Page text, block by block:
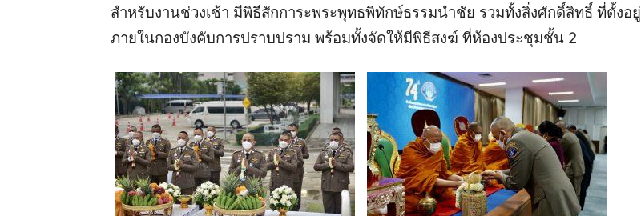
สำหรับงานช่วงเช้า มีพิธีสักการะพระพุทธพิทักษ์ธรรมนำชัย รวมทั้งสิ่งศักดิ์สิทธิ์ ที่ตั้งอยู่
ภายในกองบังคับการปราบปราม พร้อมทั้งจัดให้มีพิธีสงฆ์ ที่ห้องประชุมชั้น 2